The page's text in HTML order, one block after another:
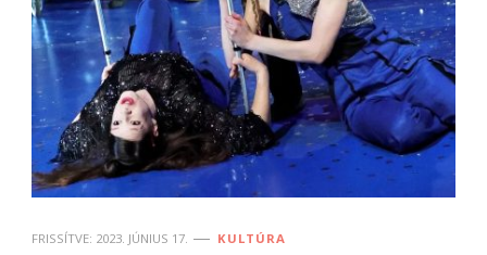
FRISSÍTVE: 2023. JÚNIUS 17. KULTÚRA